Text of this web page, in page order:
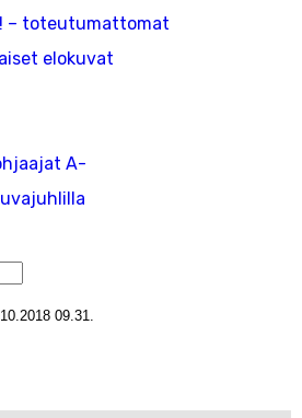
– toteutumattomat
elokuvat
A-
09.31.